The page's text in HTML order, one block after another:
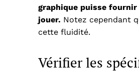
graphique puisse fournir
jouer. Notez cependant
cette fluidité.
Vérifier les